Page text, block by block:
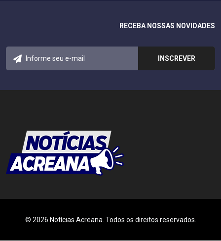
RECEBA NOSSAS NOVIDADES
© 2026 Notícias Acreana. Todos os direitos reservados.